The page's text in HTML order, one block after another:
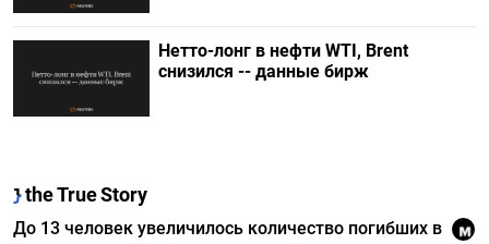
Нетто-лонг в нефти WTI, Brent
снизился -- данные бирж